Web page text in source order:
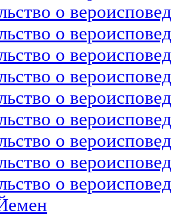
о
о
о
о
о
о
о
о
о